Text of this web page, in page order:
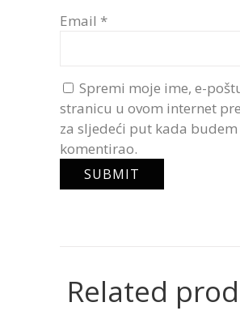
Email *
Spremi moje ime, e-
stranicu u ovom internet
za sljedeći put kada budem
komentirao.
Related